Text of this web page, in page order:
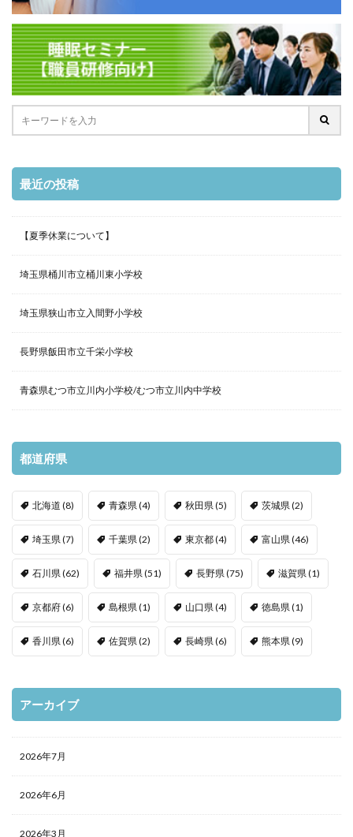
最近の投稿
【夏季休業について】
埼玉県桶川市立桶川東小学校
埼玉県狭山市立入間野小学校
長野県飯田市立千栄小学校
青森県むつ市立川内小学校/むつ市立川内中学校
都道府県
北海道 (8) 青森県 (4) 秋田県 (5) 茨城県 (2)
埼玉県 (7) 千葉県 (2) 東京都(4) 富山県 (46)
石川県 (62) 福井県 (51) 長野県 (75) 滋賀県 (1)
京都府(6) 島根県 (1) 山口県 (4) 徳島県 (1)
香川県 (6) 佐賀県 (2) 長崎県 (6) 熊本県 (9)
アーカイブ
2026年7月
2026年6月
2026年3月